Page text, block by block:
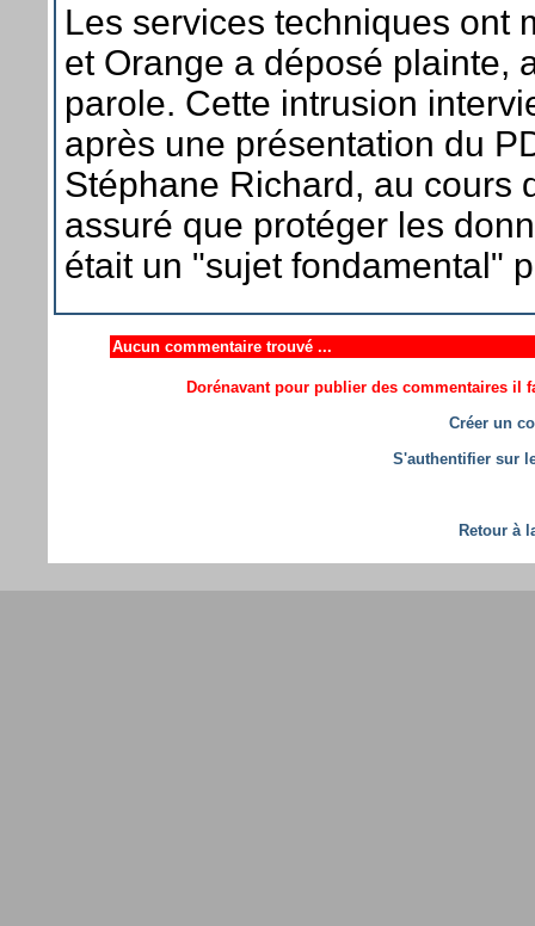
Les services techniques ont
et Orange a déposé plainte,
parole. Cette intrusion
après une présentation du
Stéphane Richard, au cours
assuré que protéger les
était un "sujet fondamental"
Aucun commentaire trouvé ...
Dorénavant pour publier des commentaires il
Créer un
S'authentifier sur
Retour à